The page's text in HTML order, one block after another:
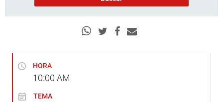
HORA
10:00 AM
TEMA